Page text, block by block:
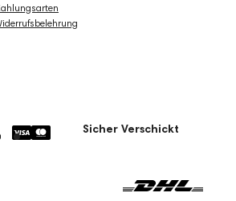
Sicher Verschickt